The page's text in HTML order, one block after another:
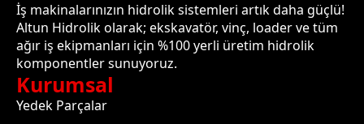
İş makinalarınızın hidrolik sistemleri artık daha güçlü!
Altun Hidrolik olarak; ekskavatör, vinç, loader ve tüm
ağır iş ekipmanları için %100 yerli üretim hidrolik
komponentler sunuyoruz.
Kurumsal
Yedek Parçalar